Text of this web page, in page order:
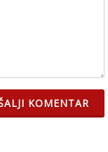
KOMENTAR